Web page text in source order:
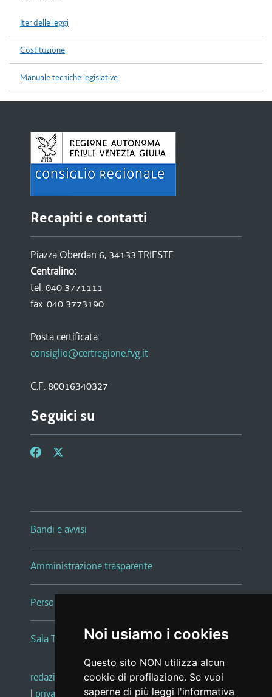
Noi usiamo i cookies
Questo sito NON utilizza alcun
cookie di profilazione. Se vuoi
saperne di più leggi l'informativa
Iter delle leggi
Costituzione
Manuale tecniche legislative
Recapiti e contatti
Piazza Oberdan 6, 34133 TRIESTE
Centralino:
tel. 040 3771111
fax. 040 3773190
Posta certificata:
consiglio@certregione.fvg.it
C.F. 80016340327
Seguici su
Bandi e avvisi
Amministrazione trasparente
Persone e Uffici
Sala Tiziano Tessitori
redazione web |note legali |glossario
| privacy social media policy